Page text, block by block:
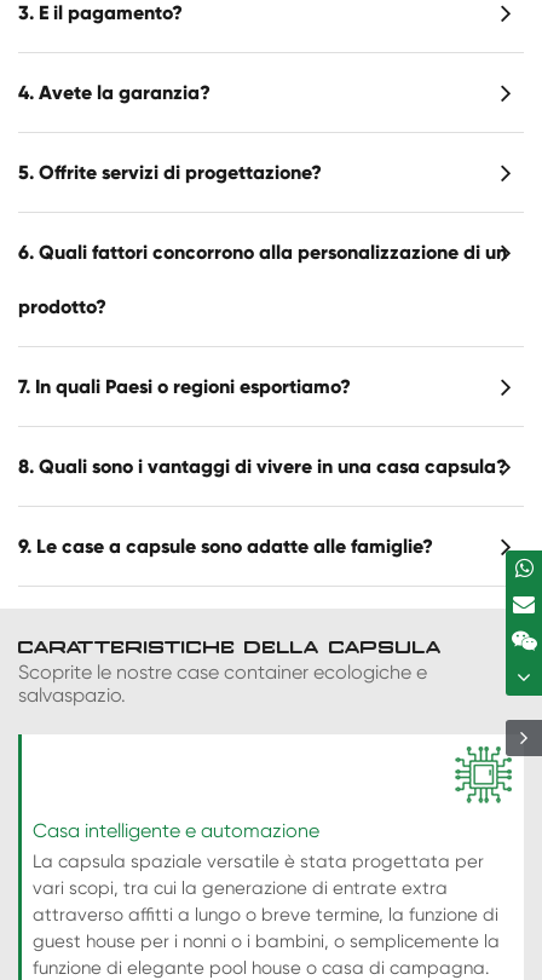
3. E il pagamento?
4. Avete la garanzia?
5. Offrite servizi di progettazione?
6. Quali fattori concorrono alla personalizzazione di un
prodotto?
7. In quali Paesi o regioni esportiamo?
8. Quali sono i vantaggi di vivere in una casa capsula?
9. Le case a capsule sono adatte alle famiglie?
CARATTERISTICHE DELLA CAPSULA
Scoprite le nostre case container ecologiche e
salvaspazio.
Casa intelligente e automazione
La capsula spaziale versatile è stata progettata per
vari scopi, tra cui la generazione di entrate extra
attraverso affitti a lungo o breve termine, la funzione di
guest house per i nonni o i bambini, o semplicemente la
funzione di elegante pool house o casa di campagna.